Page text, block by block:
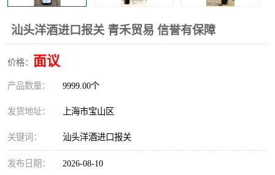
汕头洋酒进口报关 青禾贸易 信誉有保障
价格： 面议
产品数量： 9999.00个
发货地址： 上海市宝山区
关键词： 汕头洋酒进口报关
发布日期： 2026-08-10